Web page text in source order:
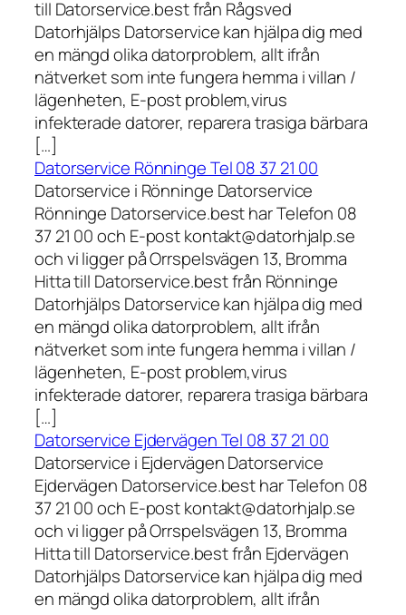
till Datorservice.best från Rågsved
Datorhjälps Datorservice kan hjälpa dig med
en mängd olika datorproblem, allt ifrån
nätverket som inte fungera hemma i villan /
lägenheten, E-post problem,virus
infekterade datorer, reparera trasiga bärbara
[…]
Datorservice Rönninge Tel 08 37 21 00
Datorservice i Rönninge Datorservice
Rönninge Datorservice.best har Telefon 08
37 21 00 och E-post kontakt@datorhjalp.se
och vi ligger på Orrspelsvägen 13, Bromma
Hitta till Datorservice.best från Rönninge
Datorhjälps Datorservice kan hjälpa dig med
en mängd olika datorproblem, allt ifrån
nätverket som inte fungera hemma i villan /
lägenheten, E-post problem,virus
infekterade datorer, reparera trasiga bärbara
[…]
Datorservice Ejdervägen Tel 08 37 21 00
Datorservice i Ejdervägen Datorservice
Ejdervägen Datorservice.best har Telefon 08
37 21 00 och E-post kontakt@datorhjalp.se
och vi ligger på Orrspelsvägen 13, Bromma
Hitta till Datorservice.best från Ejdervägen
Datorhjälps Datorservice kan hjälpa dig med
en mängd olika datorproblem, allt ifrån